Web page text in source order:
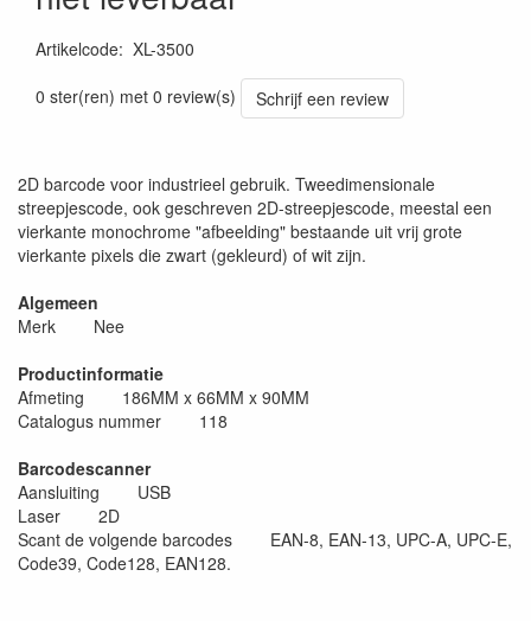
Artikelcode: XL-3500
0 ster(ren) met 0 review(s)
Schrijf een review
2D barcode voor industrieel gebruik. Tweedimensionale
streepjescode, ook geschreven 2D-streepjescode, meestal een
vierkante monochrome "afbeelding" bestaande uit vrij grote
vierkante pixels die zwart (gekleurd) of wit zijn.
Algemeen
Merk Nee
Productinformatie
Afmeting 186MM x 66MM x 90MM
Catalogus nummer 118
Barcodescanner
Aansluiting USB
Laser 2D
Scant de volgende barcodes EAN-8, EAN-13, UPC-A, UPC-E,
Code39, Code128, EAN128.